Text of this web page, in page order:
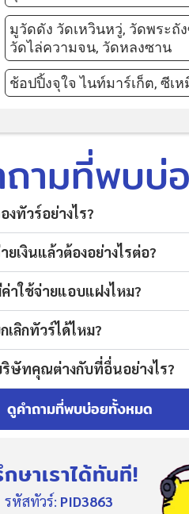
มูวัดดัง วัดเหวินหวู่, วัดพระถั
วัดไล่ความจน, วัดหลงซาน
ช้อปปิ้งจุใจ ไนท์มาร์เก็ต, ซีเ
ถามที่พบบ่
งทัวร์อย่างไร?
ยเงินแล้วต้องอย่างไรต่อ?
าใช้จ่ายแอบแฝงไหม?
เลิกทัวร์ได้ไหม?
ษัทคุณต่างกับที่อื่นอย่างไร?
ดูคำถามที่พบบ่อยทั้งหมด
ษาเราได้ทันที!
รหัสทัวร์: PID3863